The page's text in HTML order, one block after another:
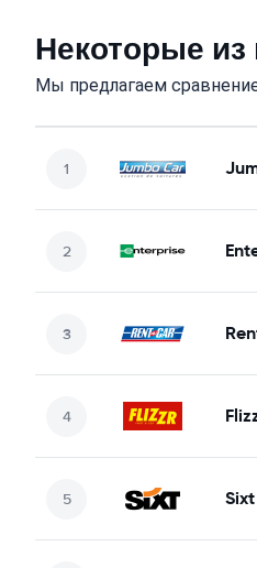
Некоторые
Мы предлагаем
Sixt